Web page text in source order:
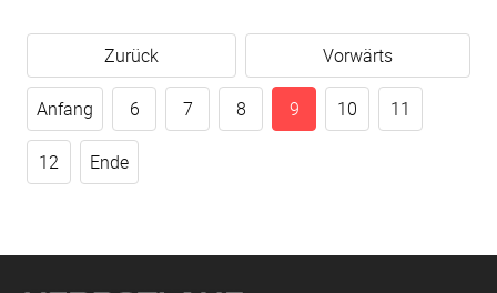
Zurück Vorwärts
Anfang 6 7 8 9 10 11
12 Ende